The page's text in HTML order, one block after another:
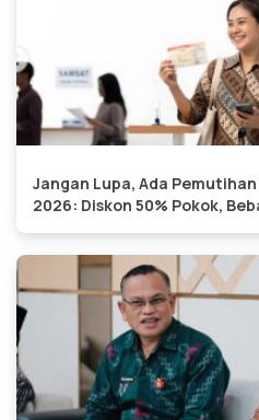
Jangan Lupa, Ada
2026: Diskon 50% Pokok,